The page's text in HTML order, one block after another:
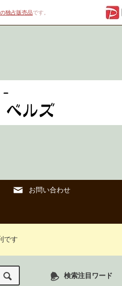
独占販売品です。
お問い合わせ
です
検索注目ワード